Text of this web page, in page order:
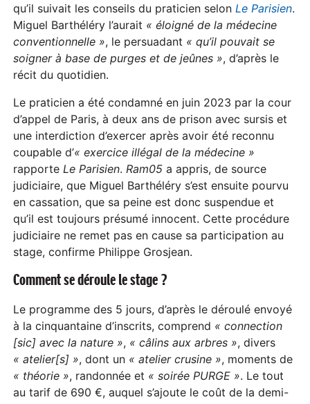
qu’il suivait les conseils du praticien selon Le Parisien.
Miguel Barthéléry l’aurait « éloigné de la médecine
conventionnelle », le persuadant « qu’il pouvait se
soigner à base de purges et de jeûnes », d’après le
récit du quotidien.
Le praticien a été condamné en juin 2023 par la cour
d’appel de Paris, à deux ans de prison avec sursis et
une interdiction d’exercer après avoir été reconnu
coupable d’« exercice illégal de la médecine »
rapporte Le Parisien. Ram05 a appris, de source
judiciaire, que Miguel Barthéléry s’est ensuite pourvu
en cassation, que sa peine est donc suspendue et
qu’il est toujours présumé innocent. Cette procédure
judiciaire ne remet pas en cause sa participation au
stage, confirme Philippe Grosjean.
Comment se déroule le stage ?
Le programme des 5 jours, d’après le déroulé envoyé
à la cinquantaine d’inscrits, comprend « connection
[sic] avec la nature », « câlins aux arbres », divers
« atelier[s] », dont un « atelier crusine », moments de
« théorie », randonnée et « soirée PURGE ». Le tout
au tarif de 690 €, auquel s’ajoute le coût de la demi-